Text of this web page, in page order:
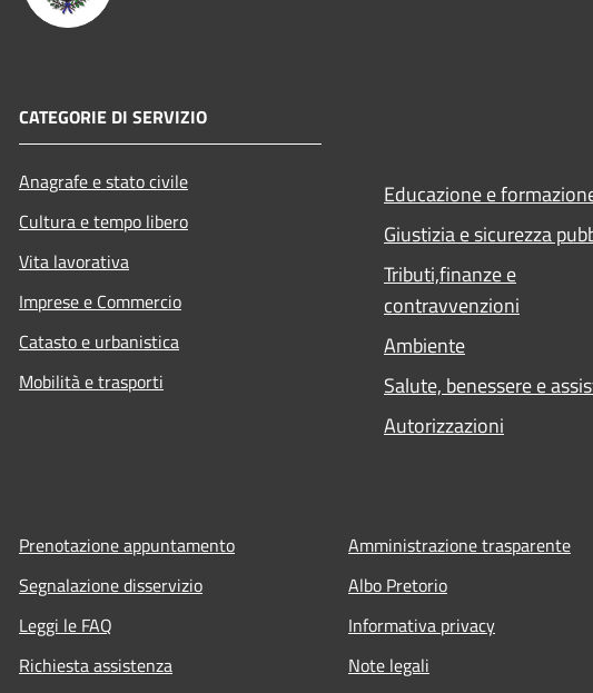
CATEGORIE DI SERVIZIO
Anagrafe e stato civile
Cultura e tempo libero
Vita lavorativa
Imprese e Commercio
Catasto e urbanistica
Mobilità e trasporti
Educazione e
Giustizia e sicurezza
Tributi,finanze e
contravvenzioni
Ambiente
Salute, benessere e
Autorizzazioni
Prenotazione appuntamento
Segnalazione disservizio
Leggi le FAQ
Richiesta assistenza
Amministrazione trasparente
Albo Pretorio
Informativa privacy
Note legali